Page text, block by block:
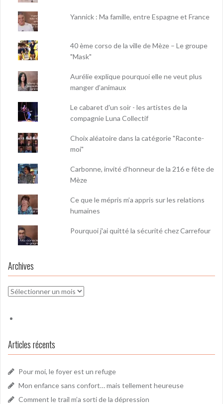
Yannick : Ma famille, entre Espagne et France
40 ème corso de la ville de Mèze – Le groupe
"Mask"
Aurélie explique pourquoi elle ne veut plus
manger d’animaux
Le cabaret d'un soir - les artistes de la
compagnie Luna Collectif
Choix aléatoire dans la catégorie "Raconte-
moi"
Carbonne, invité d'honneur de la 216 e fête de
Mèze
Ce que le mépris m’a appris sur les relations
humaines
Pourquoi j'ai quitté la sécurité chez Carrefour
Archives
Archives
Articles récents
Pour moi, le foyer est un refuge
Mon enfance sans confort… mais tellement heureuse
Comment le trail m’a sorti de la dépression